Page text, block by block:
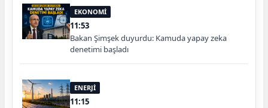
EKONOMİ
11:53
Bakan Şimşek duyurdu: Kamuda yapay zeka
denetimi başladı
ENERJİ
11:15